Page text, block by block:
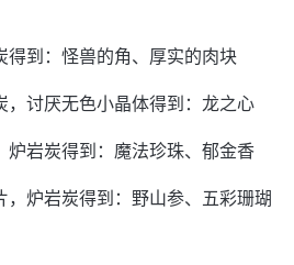
得到：怪兽的角、厚实的肉块
，讨厌无色小晶体得到：龙之心
炉岩炭得到：魔法珍珠、郁金香
，炉岩炭得到：野山参、五彩珊瑚